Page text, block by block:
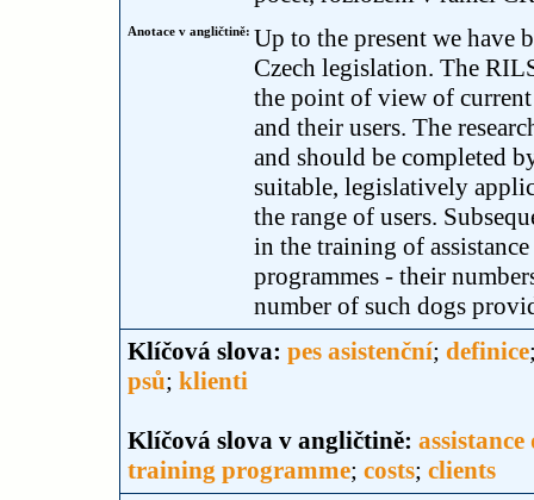
Anotace v angličtině: Up to the present we have
Czech legislation. The
the point of view of
and their users. The
and should be completed
suitable, legislatively
the range of users.
in the training of
programmes - their
number of such dogs
Klíčová slova: pes asistenční; definice
psů; klienti
Klíčová slova v angličtině: assistance
training programme; costs; clients